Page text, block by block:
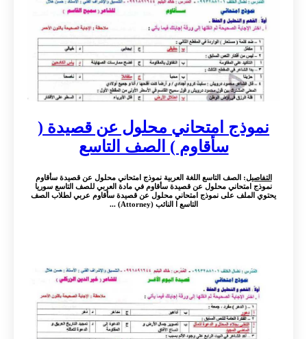
نموذج امتحاني محلول عن قصيدة (
سأقاوم ) الصف التاسع
التفاصيل: الصف التاسع اللغة العربية نموذج امتحاني محلول عن قصيدة سأقاوم
نموذج امتحاني محلول عن قصيدة سأقاوم في مادة العربي للصف التاسع سوريا
يحتوي الملف على نموذج امتحاني محلول عن قصيدة سأقاوم عربي لطلاب الصف
التاسع ا النائب (Attorney) ...